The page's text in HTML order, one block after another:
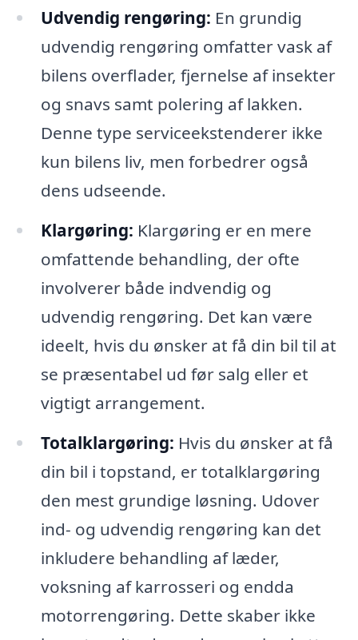
Udvendig rengøring: En grundig
udvendig rengøring omfatter vask af
bilens overflader, fjernelse af insekter
og snavs samt polering af lakken.
Denne type serviceekstenderer ikke
kun bilens liv, men forbedrer også
dens udseende.
Klargøring: Klargøring er en mere
omfattende behandling, der ofte
involverer både indvendig og
udvendig rengøring. Det kan være
ideelt, hvis du ønsker at få din bil til at
se præsentabel ud før salg eller et
vigtigt arrangement.
Totalklargøring: Hvis du ønsker at få
din bil i topstand, er totalklargøring
den mest grundige løsning. Udover
ind- og udvendig rengøring kan det
inkludere behandling af læder,
voksning af karrosseri og endda
motorrengøring. Dette skaber ikke